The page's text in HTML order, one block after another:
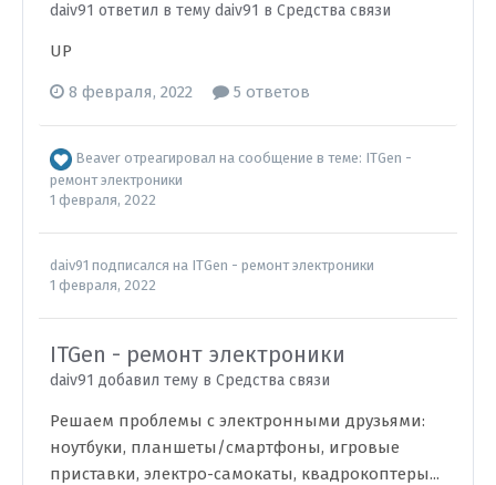
daiv91 ответил в тему daiv91 в Средства связи
UP
8 февраля, 2022 5 ответов
Beaver отреагировал на сообщение в теме: ITGen -
ремонт электроники
1 февраля, 2022
daiv91 подписался на ITGen - ремонт электроники
1 февраля, 2022
ITGen - ремонт электроники
daiv91 добавил тему в Средства связи
Решаем проблемы с электронными друзьями:
ноутбуки, планшеты/смартфоны, игровые
приставки, электро-самокаты, квадрокоптеры...